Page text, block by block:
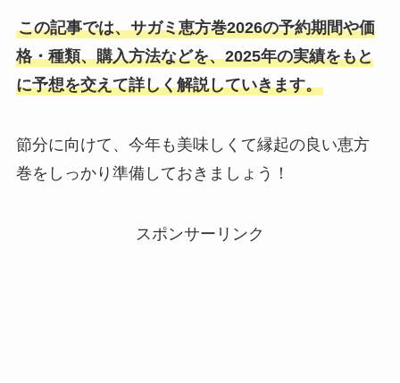
この記事では、サガミ恵方巻2026の予約期間や価
格・種類、購入方法などを、2025年の実績をもと
に予想を交えて詳しく解説していきます。
節分に向けて、今年も美味しくて縁起の良い恵方
巻をしっかり準備しておきましょう！
スポンサーリンク